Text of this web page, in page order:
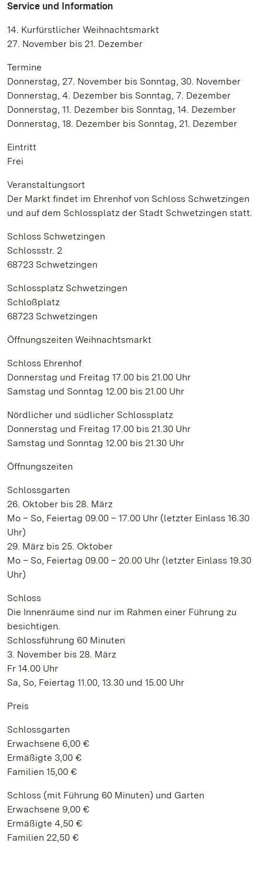
Service und Information
14. Kurfürstlicher Weihnachtsmarkt
27. November bis 21. Dezember
Termine
Donnerstag, 27. November bis Sonntag, 30. November
Donnerstag, 4. Dezember bis Sonntag, 7. Dezember
Donnerstag, 11. Dezember bis Sonntag, 14. Dezember
Donnerstag, 18. Dezember bis Sonntag, 21. Dezember
Eintritt
Frei
Veranstaltungsort
Der Markt findet im Ehrenhof von Schloss Schwetzingen
und auf dem Schlossplatz der Stadt Schwetzingen statt.
Schloss Schwetzingen
Schlossstr. 2
68723 Schwetzingen
Schlossplatz Schwetzingen
Schloßplatz
68723 Schwetzingen
Öffnungszeiten Weihnachtsmarkt
Schloss Ehrenhof
Donnerstag und Freitag 17.00 bis 21.00 Uhr
Samstag und Sonntag 12.00 bis 21.00 Uhr
Nördlicher und südlicher Schlossplatz
Donnerstag und Freitag 17.00 bis 21.30 Uhr
Samstag und Sonntag 12.00 bis 21.30 Uhr
Öffnungszeiten
Schlossgarten
26. Oktober bis 28. März
Mo – So, Feiertag 09.00 – 17.00 Uhr (letzter Einlass 16.30
Uhr)
29. März bis 25. Oktober
Mo – So, Feiertag 09.00 – 20.00 Uhr (letzter Einlass 19.30
Uhr)
Schloss
Die Innenräume sind nur im Rahmen einer Führung zu
besichtigen.
Schlossführung 60 Minuten
3. November bis 28. März
Fr 14.00 Uhr
Sa, So, Feiertag 11.00, 13.30 und 15.00 Uhr
Preis
Schlossgarten
Erwachsene 6,00 €
Ermäßigte 3,00 €
Familien 15,00 €
Schloss (mit Führung 60 Minuten) und Garten
Erwachsene 9,00 €
Ermäßigte 4,50 €
Familien 22,50 €